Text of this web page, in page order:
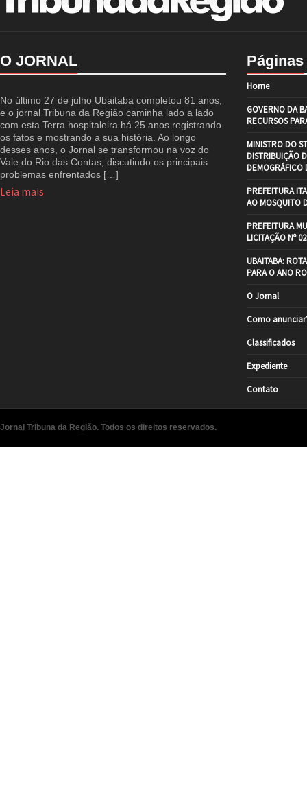
O JORNAL
No último 27 de julho Ubaitaba completou 81 anos,
e o jornal Tribuna da Região caminha lado a lado
com esta Terra hospitaleira há 25 anos registrando
os fatos e mostrando a sua história. Ao longo
desses anos, o Jornal se transformou na voz do
Vale do Rio das Contas, discutindo os principais
problemas enfrentados […]
Leia mais
Páginas
Home
GOVERNO DA
RECURSOS
MINISTRO DO
DISTRIBUIÇÃO
DEMOGRÁFICO
PREFEITURA
AO MOSQUITO
PREFEITURA
LICITAÇÃO Nº
UBAITABA:
PARA O ANO
O Jornal
Como
Classificados
Expediente
Contato
Jornal Tribuna da Região. Todos os direitos reservados.